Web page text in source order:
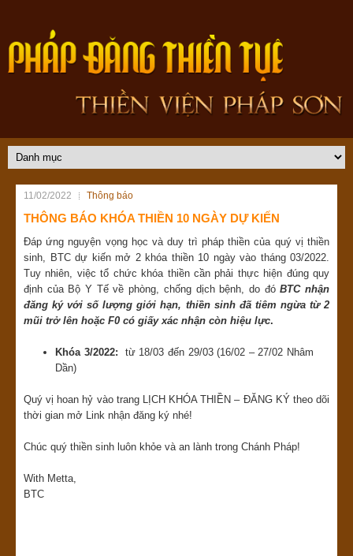
11/02/2022 Thông báo
THÔNG BÁO KHÓA THIỀN 10 NGÀY DỰ KIẾN
Đáp ứng nguyện vọng học và duy trì pháp thiền của quý vị thiền
sinh, BTC dự kiến mở 2 khóa thiền 10 ngày vào tháng 03/2022.
Tuy nhiên, việc tổ chức khóa thiền cần phải thực hiện đúng quy
định của Bộ Y Tế về phòng, chống dịch bệnh, do đóBTC nhận
đăng ký với số lượng giới hạn, thiền sinh đã tiêm ngừa từ 2
mũi trở lên hoặc F0 có giấy xác nhận còn hiệu lực.
Khóa 3/2022: từ 18/03 đến 29/03 (16/02 – 27/02 Nhâm
Dần)
Quý vị hoan hỷ vào trang LỊCH KHÓA THIỀN – ĐĂNG KÝ theo dõi
thời gian mở Link nhận đăng ký nhé!
Chúc quý thiền sinh luôn khỏe và an lành trong Chánh Pháp!
With Metta,
BTC